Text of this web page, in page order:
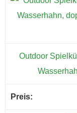
Outdoor